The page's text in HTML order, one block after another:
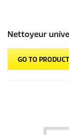
Nettoyeur
GO TO